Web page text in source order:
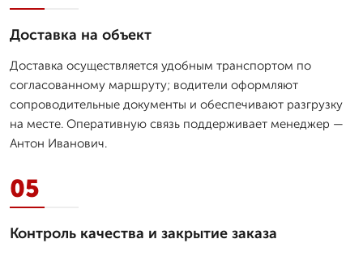
Доставка на объект
Доставка осуществляется удобным транспортом по
согласованному маршруту; водители оформляют
сопроводительные документы и обеспечивают разгрузку
на месте. Оперативную связь поддерживает менеджер —
Антон Иванович.
05
Контроль качества и закрытие заказа